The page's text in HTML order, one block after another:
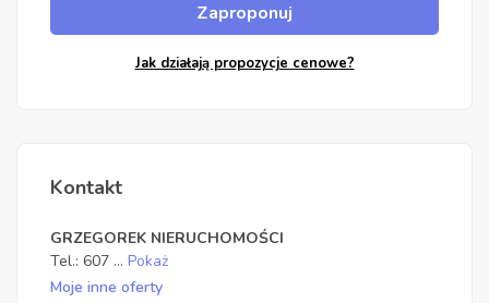
Zaproponuj
Jak działają propozycje cenowe?
Kontakt
GRZEGOREK NIERUCHOMOŚCI
Tel.: 607 ... Pokaż
Moje inne oferty